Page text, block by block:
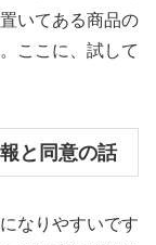
いてある商品の
ここに、試して
と同意の話
なりやすいです